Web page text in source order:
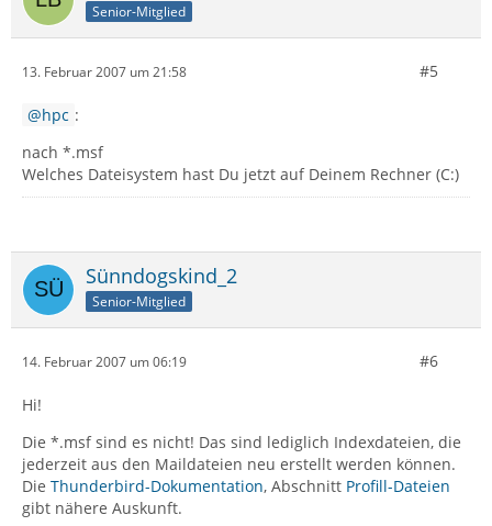
Senior-Mitglied
13. Februar 2007 um 21:58 #5
hpc :
nach *.msf
Welches Dateisystem hast Du jetzt auf Deinem Rechner (C:)
Sünndogskind_2
Senior-Mitglied
14. Februar 2007 um 06:19 #6
Hi!
Die *.msf sind es nicht! Das sind lediglich Indexdateien, die
jederzeit aus den Maildateien neu erstellt werden können.
Die Thunderbird-Dokumentation, Abschnitt Profill-Dateien
gibt nähere Auskunft.